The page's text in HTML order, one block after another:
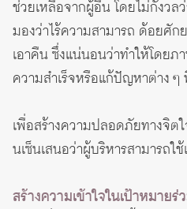
ช่วยเหลือจากผู้อื่น โดยไม่กังว
มองว่าไร้ความสามารถ ด้อยศั
เอาคืน ซึ่งแน่นอนว่าทำให้โดยภ
ความสำเร็จหรือแก้ปัญหาต่าง
เพื่อสร้างความปลอดภัยทางจิต
นเซ็นเสนอว่าผู้บริหารสามารถใ
สร้างความเข้าใจในเป้าหมายร่